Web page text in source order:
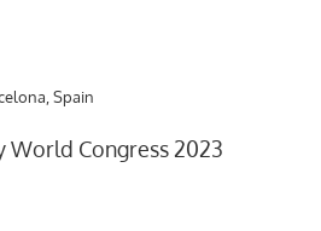
Spain
Congress 2023